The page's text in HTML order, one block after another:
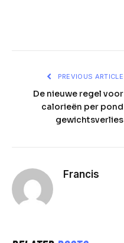
PREVIOUS ARTICLE
De nieuwe regel voor
calorieën per pond
gewichtsverlies
Francis